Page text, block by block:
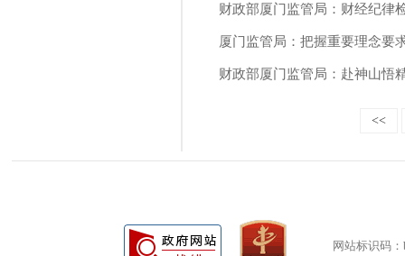
财政部厦门监管局：财经纪律
厦门监管局：把握重要理念要
财政部厦门监管局：赴神山悟
<<
网站标识码